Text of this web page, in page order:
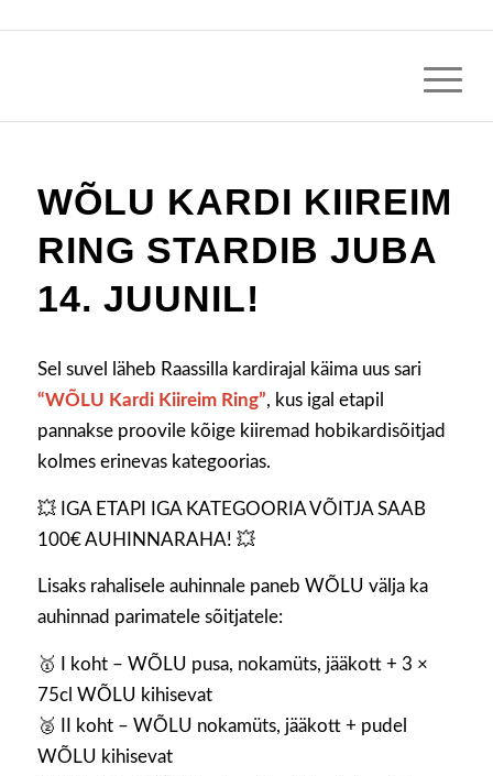
WÕLU KARDI KIIREIM
RING STARDIB JUBA
14. JUUNIL!
Sel suvel läheb Raassilla kardirajal käima uus sari
“WÕLU Kardi Kiireim Ring”, kus igal etapil
pannakse proovile kõige kiiremad hobikardisõitjad
kolmes erinevas kategoorias.
💥 IGA ETAPI IGA KATEGOORIA VÕITJA SAAB
100€ AUHINNARAHA! 💥
Lisaks rahalisele auhinnale paneb WÕLU välja ka
auhinnad parimatele sõitjatele:
🥇 I koht – WÕLU pusa, nokamüts, jääkott + 3 ×
75cl WÕLU kihisevat
🥈 II koht – WÕLU nokamüts, jääkott + pudel
WÕLU kihisevat